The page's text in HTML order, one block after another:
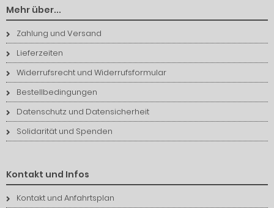
Mehr über...
Zahlung und Versand
Lieferzeiten
Widerrufsrecht und Widerrufsformular
Bestellbedingungen
Datenschutz und Datensicherheit
Solidarität und Spenden
Kontakt und Infos
Kontakt und Anfahrtsplan